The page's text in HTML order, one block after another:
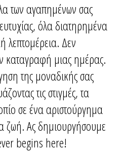
των αγαπημένων σας
όλα διατηρημένα
λεπτομέρεια. Δεν
καταγραφή μιας ημέρας.
της μοναδικής σας
τις στιγμές, τα
σε ένα αριστούργημα
ζωή. Aς δημιουργήσουμε
begins here!